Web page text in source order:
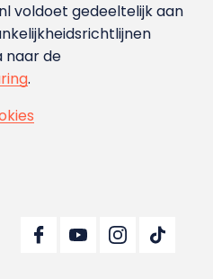
voldoet gedeeltelijk aan
naar de
.